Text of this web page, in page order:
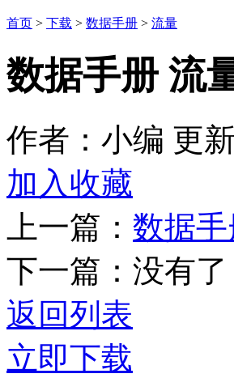
首页 > 下载 > 数据手册 > 流量
数据手册 流
作者：小编 更
加入收藏
上一篇： 数据
下一篇：没有了
返回列表
立即下载